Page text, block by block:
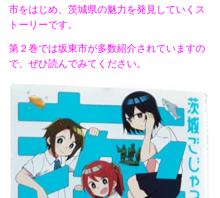
市をはじめ、茨城県の魅力を発見していくス
トーリーです。
第２巻では坂東市が多数紹介されていますの
で、ぜひ読んでみてください。